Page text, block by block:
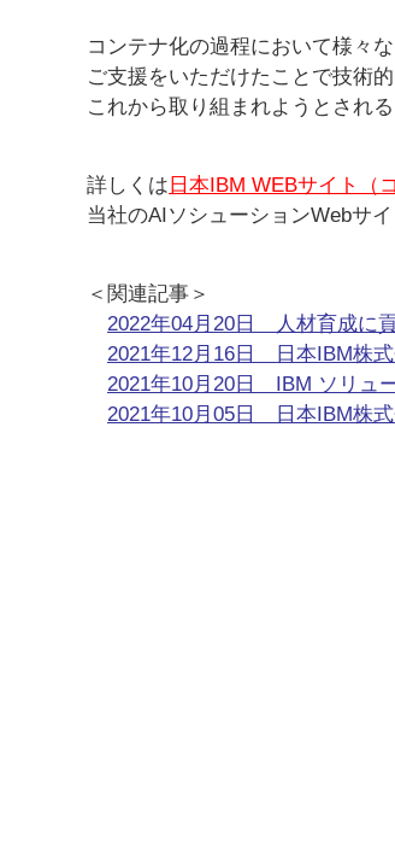
コンテナ化の過程において様々
ご支援をいただけたことで技術
これから取り組まれようとされ
詳しくは 日本IBM WEBサイト（
当社のAIソシューションWebサ
＜関連記事＞
2022年04月20日 人材育成に
2021年12月16日 日本IBM株
2021年10月20日 IBM ソリュ
2021年10月05日 日本IBM株